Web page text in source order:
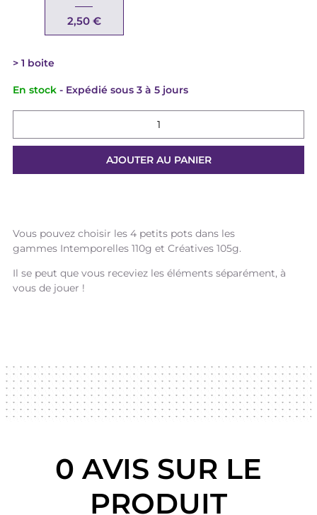
Vous pouvez choisir les 4 petits pots dans les
gammes Intemporelles 110g et Créatives 105g.
Il se peut que vous receviez les éléments séparément, à
vous de jouer !
2,50 €
1 boite
En stock - Expédié sous 3 à 5 jours
0 AVIS SUR LE
PRODUIT